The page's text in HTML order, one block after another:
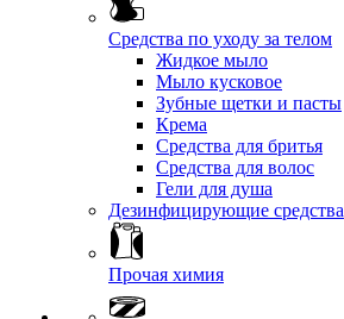
Средства по уходу за телом
Жидкое мыло
Мыло кусковое
Зубные щетки и пасты
Крема
Средства для бритья
Средства для волос
Гели для душа
Дезинфицирующие средства
Прочая химия